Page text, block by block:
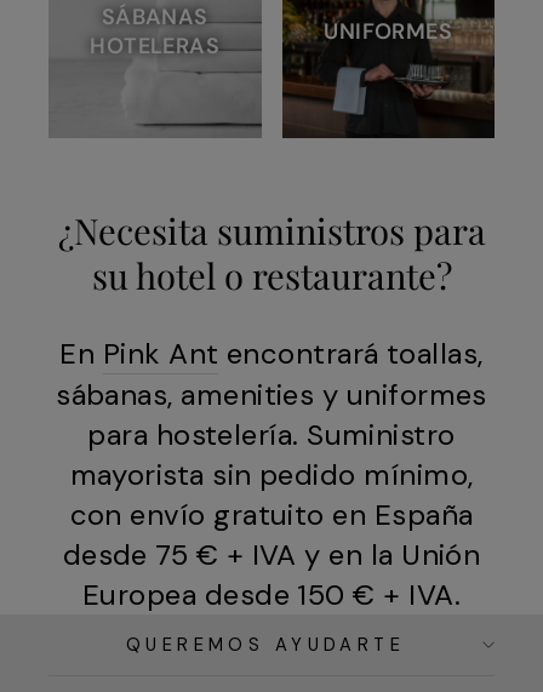
SÁBANAS
HOTELERAS
UNIFORMES
¿Necesita suministros para
su hotel o restaurante?
En Pink Ant encontrará toallas,
sábanas, amenities y uniformes
para hostelería. Suministro
mayorista sin pedido mínimo,
con envío gratuito en España
desde 75 € + IVA y en la Unión
Europea desde 150 € + IVA.
QUEREMOS AYUDARTE